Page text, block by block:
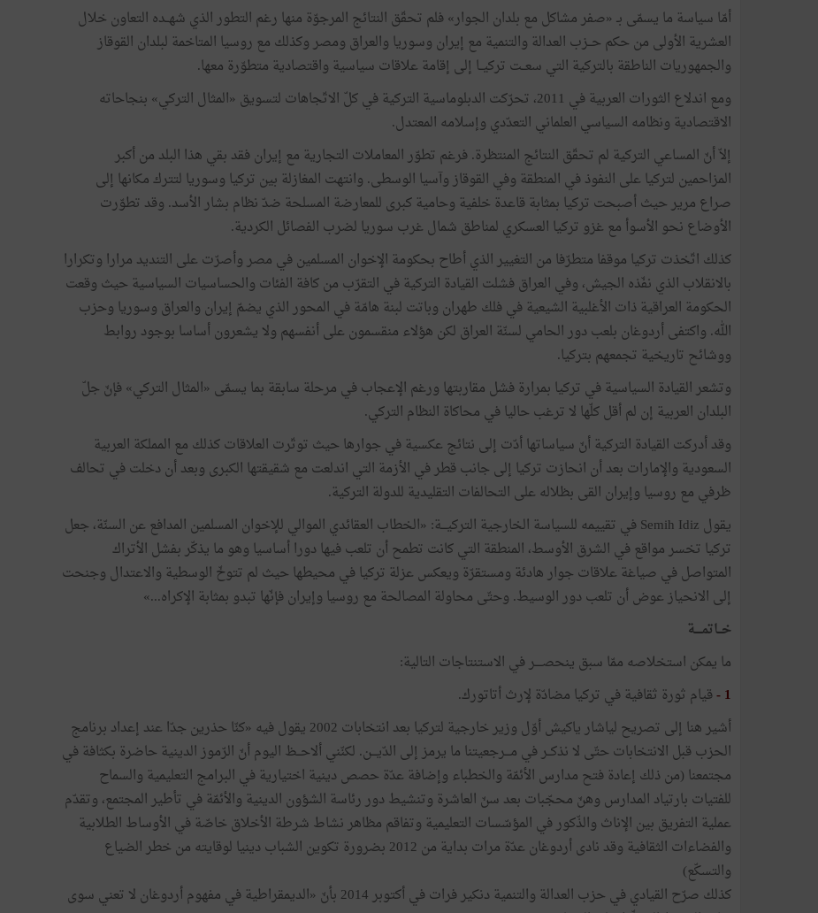
أمّا سياسة ما يسمّى بـ «صفر مشاكل مع بلدان الجوار» فلم تحقّق النتائج المرجوّة منها رغم التطور الذي شهــده التعاون خلال
العشرية الأولى من حكم حــزب العدالة والتنمية مع إيران وسوريا والعراق ومصر وكذلك مع روسيا المتاخمة لبلدان القوقاز
والجمهوريات الناطقة بالتركية التي سعــت تركيــا إلى إقامة علاقات سياسية واقتصادية متطوّرة معها.
ومع اندلاع الثورات العربية في 2011، تحرّكت الدبلوماسية التركية في كلّ الاتّجاهات لتسويق «المثال التركي» بنجاحاته
الاقتصادية ونظامه السياسي العلماني التعدّدي وإسلامه المعتدل.
إلاّ أنّ المساعي التركية لم تحقّق النتائج المنتظرة. فرغم تطوّر المعاملات التجارية مع إيران فقد بقي هذا البلد من أكبر
المزاحمين لتركيا على النفوذ في المنطقة وفي القوقاز وآسيا الوسطى. وانتهت المغازلة بين تركيا وسوريا لتترك مكانها إلى
صراع مرير حيث أصبحت تركيا بمثابة قاعدة خلفية وحامية كبرى للمعارضة المسلحة ضدّ نظام بشار الأسد. وقد تطوّرت
الأوضاع نحو الأسوأ مع غزو تركيا العسكري لمناطق شمال غرب سوريا لضرب الفصائل الكردية.
كذلك اتّخذت تركيا موقفا متطرّفا من التغيير الذي أطاح بحكومة الإخوان المسلمين في مصر وأصرّت على التنديد مرارا وتكرارا
بالانقلاب الذي نفّذه الجيش، وفي العراق فشلت القيادة التركية في التقرّب من كافة الفئات والحساسيات السياسية حيث وقعت
الحكومة العراقية ذات الأغلبية الشيعية في فلك طهران وباتت لبنة هامّة في المحور الذي يضمّ إيران والعراق وسوريا وحزب
الله. واكتفى أردوغان بلعب دور الحامي لسنّة العراق لكن هؤلاء منقسمون على أنفسهم ولا يشعرون أساسا بوجود روابط
ووشائح تاريخية تجمعهم بتركيا.
وتشعر القيادة السياسية في تركيا بمرارة فشل مقاربتها ورغم الإعجاب في مرحلة سابقة بما يسمّى «المثال التركي» فإنّ جلّ
البلدان العربية إن لم أقل كلّها لا ترغب حاليا في محاكاة النظام التركي.
وقد أدركت القيادة التركية أنّ سياساتها أدّت إلى نتائج عكسية في جوارها حيث توتّرت العلاقات كذلك مع المملكة العربية
السعودية والإمارات بعد أن انحازت تركيا إلى جانب قطر في الأزمة التي اندلعت مع شقيقتها الكبرى وبعد أن دخلت في تحالف
ظرفي مع روسيا وإيران القى بظلاله على التحالفات التقليدية للدولة التركية.
يقول Semih Idiz في تقييمه للسياسة الخارجية التركيـــة: «الخطاب العقائدي الموالي للإخوان المسلمين المدافع عن السنّة، جعل
تركيا تخسر مواقع في الشرق الأوسط، المنطقة التي كانت تطمح أن تلعب فيها دورا أساسيا وهو ما يذكّر بفشل الأتراك
المتواصل في صياغة علاقات جوار هادئة ومستقرّة ويعكس عزلة تركيا في محيطها حيث لم تتوخّ الوسطية والاعتدال وجنحت
إلى الانحياز عوض أن تلعب دور الوسيط. وحتّى محاولة المصالحة مع روسيا وإيران فإنّها تبدو بمثابة الإكراه...»
خــاتمــــة
ما يمكن استخلاصه ممّا سبق ينحصــــر في الاستنتاجات التالية:
1 - قيام ثورة ثقافية في تركيا مضادّة لإرث أتاتورك.
أشير هنا إلى تصريح لياشار ياكيش أوّل وزير خارجية لتركيا بعد انتخابات 2002 يقول فيه «كنّا حذرين جدّا عند إعداد برنامج
الحزب قبل الانتخابات حتّى لا نذكــر في مـــرجعيتنا ما يرمز إلى الدّيـــن. لكنّني ألاحــظ اليوم أنّ الرّموز الدينية حاضرة بكثافة في
مجتمعنا (من ذلك إعادة فتح مدارس الأئمّة والخطباء وإضافة عدّة حصص دينية اختيارية في البرامج التعليمية والسماح
للفتيات بارتياد المدارس وهنّ محجّبات بعد سنّ العاشرة وتنشيط دور رئاسة الشؤون الدينية والأئمّة في تأطير المجتمع، وتقدّم
عملية التفريق بين الإناث والذّكور في المؤسّسات التعليمية وتفاقم مظاهر نشاط شرطة الأخلاق خاصّة في الأوساط الطلابية
والفضاءات الثقافية وقد نادى أردوغان عدّة مرات بداية من 2012 بضرورة تكوين الشباب دينيا لوقايته من خطر الضياع
والتسكّع)
كذلك صرّح القيادي في حزب العدالة والتنمية دنكير فرات في أكتوبر 2014 بأنّ «الديمقراطية في مفهوم أردوغان لا تعني سوى